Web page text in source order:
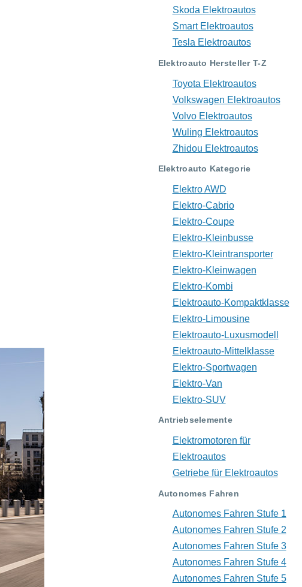
Skoda Elektroautos
Smart Elektroautos
Tesla Elektroautos
Elektroauto Hersteller T-Z
Toyota Elektroautos
Volkswagen Elektroautos
Volvo Elektroautos
Wuling Elektroautos
Zhidou Elektroautos
Elektroauto Kategorie
Elektro AWD
Elektro-Cabrio
Elektro-Coupe
Elektro-Kleinbusse
Elektro-Kleintransporter
Elektro-Kleinwagen
Elektro-Kombi
Elektroauto-Kompaktklasse
Elektro-Limousine
Elektroauto-Luxusmodell
Elektroauto-Mittelklasse
Elektro-Sportwagen
Elektro-Van
Elektro-SUV
Antriebselemente
Elektromotoren für
Elektroautos
Getriebe für Elektroautos
Autonomes Fahren
Autonomes Fahren Stufe 1
Autonomes Fahren Stufe 2
Autonomes Fahren Stufe 3
Autonomes Fahren Stufe 4
Autonomes Fahren Stufe 5